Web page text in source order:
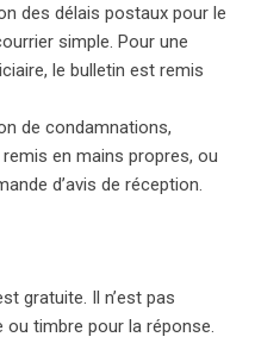
des délais postaux pour le
simple. Pour une
le bulletin est remis
de condamnations,
en mains propres, ou
d’avis de réception.
gratuite. Il n’est pas
ou timbre pour la réponse.